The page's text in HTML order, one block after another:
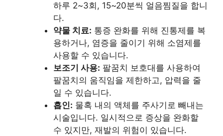
하루 2~3회, 15~20분씩 얼음찜질을 합니
다.
약물 치료: 통증 완화를 위해 진통제를 복
용하거나, 염증을 줄이기 위해 소염제를
사용할 수 있습니다.
보조기 사용: 팔꿈치 보호대를 사용하여
팔꿈치의 움직임을 제한하고, 압력을 줄
일 수 있습니다.
흡인: 물혹 내의 액체를 주사기로 빼내는
시술입니다. 일시적으로 증상을 완화할
수 있지만, 재발의 위험이 있습니다.